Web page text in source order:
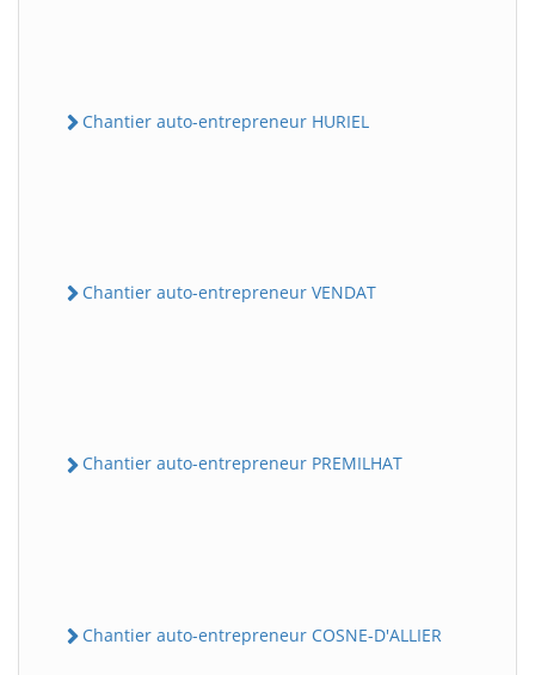
Chantier auto-entrepreneur HURIEL
Chantier auto-entrepreneur VENDAT
Chantier auto-entrepreneur PREMILHAT
Chantier auto-entrepreneur COSNE-D'ALLIER